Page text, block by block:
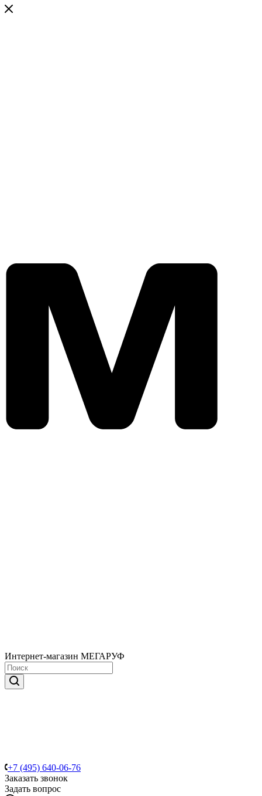
Интернет-магазин МЕГАРУФ
+7 (495) 640-06-76
Заказать звонок
Задать вопрос